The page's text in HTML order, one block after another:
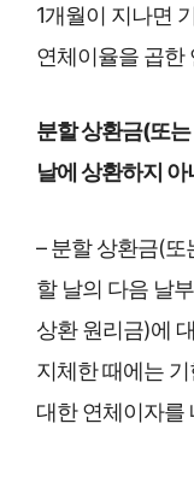
1개월이 지나면
연체이율을 곱한
분할 상환금(또
날에 상환하지 아
– 분할 상환금(
할 날의 다음 날
상환 원리금)에
지체한 때에는
대한 연체이자를